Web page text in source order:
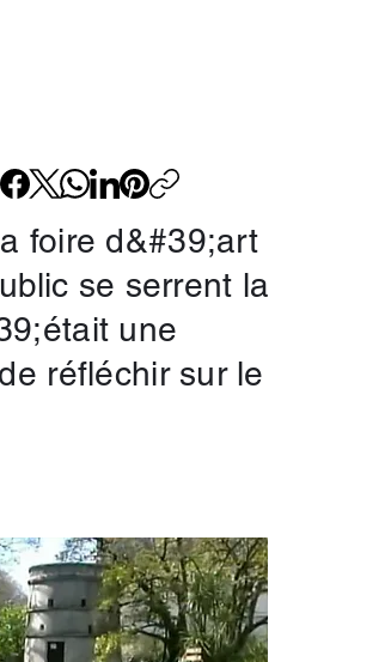
foire d&#39;art
se serrent la
une
réfléchir sur le